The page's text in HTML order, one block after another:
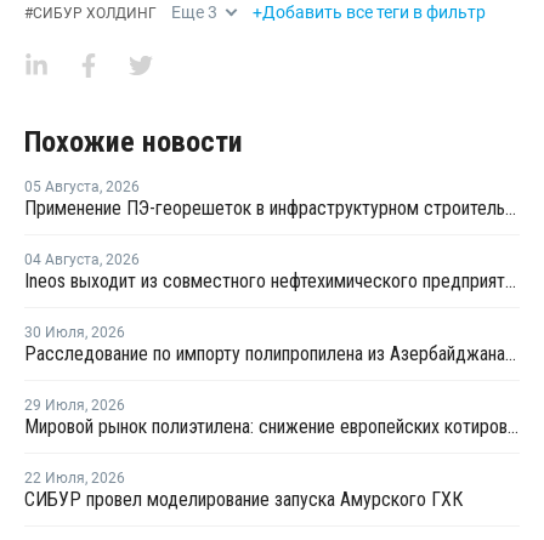
#СИБУР ХОЛДИНГ Еще3 +Добавить все теги в фильтр
Похожие новости
05 Августа, 2026
Применение ПЭ-георешеток в инфраструктурном строительстве позволяет сократить расход щебня на 30%
04 Августа, 2026
Ineos выходит из совместного нефтехимического предприятия с Sinopec
30 Июля, 2026
Расследование по импорту полипропилена из Азербайджана продлено на три месяца
29 Июля, 2026
Мировой рынок полиэтилена: снижение европейских котировок и перестройка ценового диапазона в Китае
22 Июля, 2026
СИБУР провел моделирование запуска Амурского ГХК